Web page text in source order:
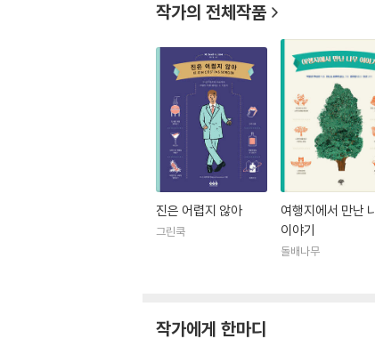
작가의 전체작품
진은 어렵지 않아
그린쿡
여행지에서 만난
이야기
돌배나무
작가에게 한마디